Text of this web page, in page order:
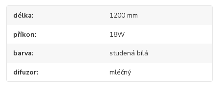
délka 1200 mm
příkon 18W
barva studená bílá
difuzor mléčný